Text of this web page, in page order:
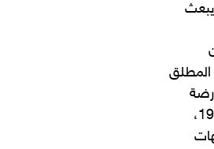
يبعث
المطلق
نظام الحكم الوطني منذ أيام الشاه أو بعد وصول خميني إلى السلطة في 11 شباط 1979،